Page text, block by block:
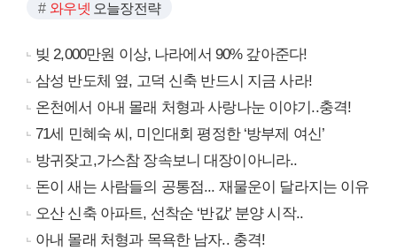
와우넷 오늘장전략
빚 2,000만원 이상, 나라에서 90% 갚아준다!
삼성 반도체 옆, 고덕 신축 반드시 지금 사라!
온천에서 아내 몰래 처형과 사랑나눈 이야기..충격!
71세 민혜숙 씨, 미인대회 평정한 ‘방부제 여신’
방귀잦고,가스참 장속보니 대장이아니라..
돈이 새는 사람들의 공통점... 재물운이 달라지는 이유
오산 신축 아파트, 선착순 ‘반값’ 분양 시작..
아내 몰래 처형과 목욕한 남자.. 충격!